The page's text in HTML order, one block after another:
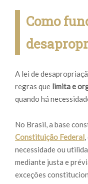
Como
A lei de
regras que limita e
quando há
No Brasil, a base
Constituição Federal
necessidade ou
mediante justa e
exceções